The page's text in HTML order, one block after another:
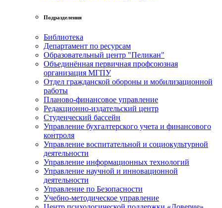
Подразделения
Библиотека
Департамент по ресурсам
Образовательный центр "Пеликан"
Объединённая первичная профсоюзная
организация МГПУ
Отдел гражданской обороны и мобилизационной
работы
Планово-финансовое управление
Редакционно-издательский центр
Студенческий бассейн
Управление бухгалтерского учета и финансового
контроля
Управление воспитательной и социокультурной
деятельности
Управление информационных технологий
Управление научной и инновационной
деятельности
Управление по Безопасности
Учебно-методическое управление